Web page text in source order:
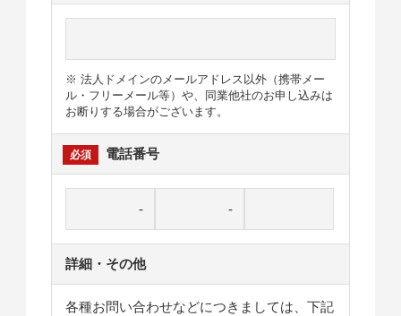
※ 法人ドメインのメールアドレス以外（携帯メー
ル・フリーメール等）や、同業他社のお申し込みは
お断りする場合がございます。
電話番号
詳細・その他
各種お問い合わせなどにつきましては、下記